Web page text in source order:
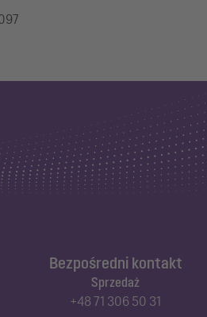
Bezpośredni kontakt
Sprzedaż
+48 71 306 50 31